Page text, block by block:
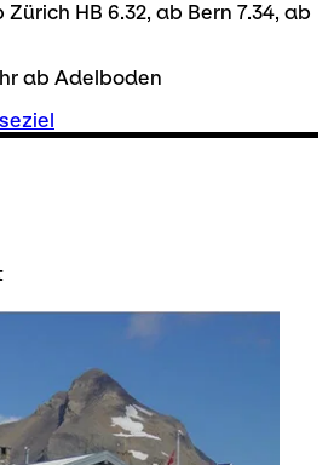
HB 6.32, ab Bern 7.34, ab
ab Adelboden